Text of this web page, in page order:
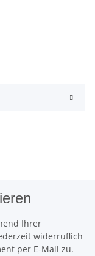
Ihrer
widerruflich
per E-Mail zu.